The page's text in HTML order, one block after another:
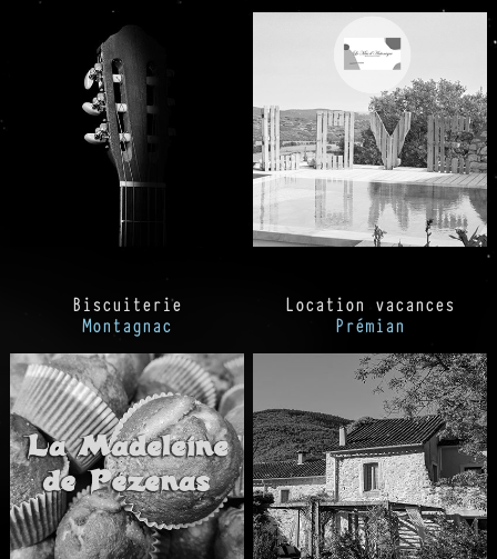
Biscuiterie
Montagnac
Location vacances
Prémian